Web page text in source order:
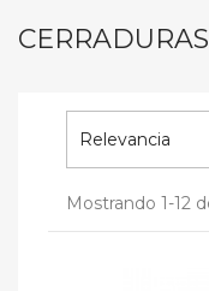
CERRADURAS
Relevancia
Mostrando 1-12